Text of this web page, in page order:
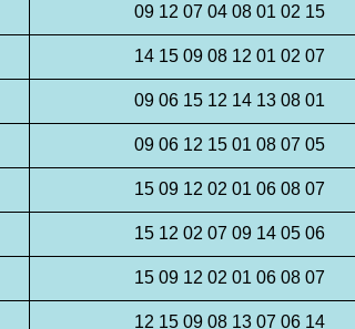
09 12 07 04 08 01 02 15
14 15 09 08 12 01 02 07
09 06 15 12 14 13 08 01
09 06 12 15 01 08 07 05
15 09 12 02 01 06 08 07
15 12 02 07 09 14 05 06
15 09 12 02 01 06 08 07
12 15 09 08 13 07 06 14